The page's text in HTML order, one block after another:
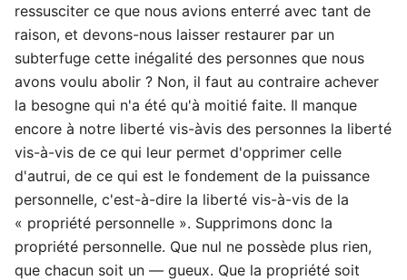
ressusciter ce que nous avions enterré avec tant de
raison, et devons-nous laisser restaurer par un
subterfuge cette inégalité des personnes que nous
avons voulu abolir ? Non, il faut au contraire achever
la besogne qui n'a été qu'à moitié faite. Il manque
encore à notre liberté vis-àvis des personnes la liberté
vis-à-vis de ce qui leur permet d'opprimer celle
d'autrui, de ce qui est le fondement de la puissance
personnelle, c'est-à-dire la liberté vis-à-vis de la
« propriété personnelle ». Supprimons donc la
propriété personnelle. Que nul ne possède plus rien,
que chacun soit un — gueux. Que la propriété soit